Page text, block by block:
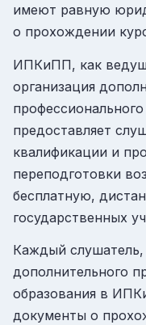
имеют равную
о прохождении
ИПКиПП, как
организация
предоставляет
квалификации и
переподготовки
бесплатную,
государственных
Каждый
дополнительного
образования в
документы о